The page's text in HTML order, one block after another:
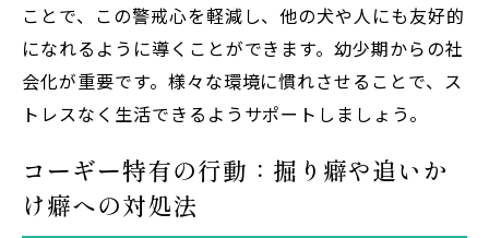
ことで、この警戒心を軽減し、他の犬や人にも友好的
になれるように導くことができます。幼少期からの社
会化が重要です。様々な環境に慣れさせることで、ス
トレスなく生活できるようサポートしましょう。
コーギー特有の行動：掘り癖や追いか
け癖への対処法